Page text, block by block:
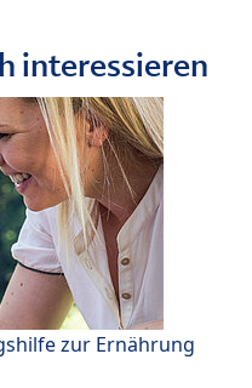
interessieren
zur Ernährung